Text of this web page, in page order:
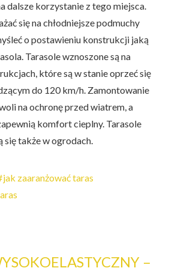
dalsze korzystanie z tego miejsca.
się na chłodniejsze podmuchy
o postawieniu konstrukcji jaką
Tarasole wznoszone są na
które są w stanie oprzeć się
do 120 km/h. Zamontowanie
na ochronę przed wiatrem, a
komfort cieplny. Tarasole
także w ogrodach.
jak zaaranżować taras
–